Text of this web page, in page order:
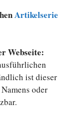
Artikelserie
Webseite:
ist dieser
oder